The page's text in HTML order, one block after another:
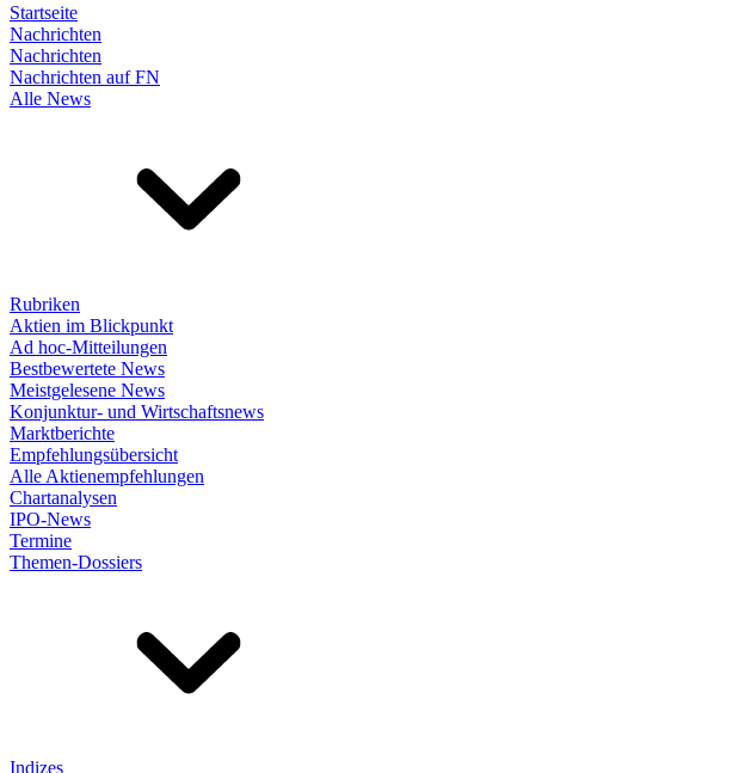
Startseite
Nachrichten
Nachrichten
Nachrichten auf FN
Alle News
Rubriken
Aktien im Blickpunkt
Ad hoc-Mitteilungen
Bestbewertete News
Meistgelesene News
Konjunktur- und Wirtschaftsnews
Marktberichte
Empfehlungsübersicht
Alle Aktienempfehlungen
Chartanalysen
IPO-News
Termine
Themen-Dossiers
Indizes